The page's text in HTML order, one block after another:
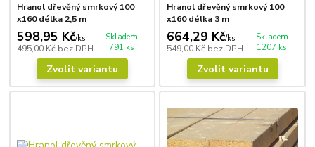
Hranol dřevěný smrkový 100
x160 délka 2,5 m
598,95 Kč/ks
495,00 Kč bez DPH
Skladem
791 ks
Zvolit variantu
Hranol dřevěný smrkový 100
x160 délka 3 m
664,29 Kč/ks
549,00 Kč bez DPH
Skladem
1207 ks
Zvolit variantu